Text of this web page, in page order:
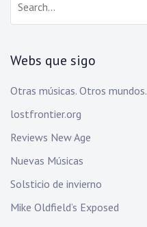
Webs que sigo
Otras músicas. Otros mundos.
lostfrontier.org
Reviews New Age
Nuevas Músicas
Solsticio de invierno
Mike Oldfield’s Exposed